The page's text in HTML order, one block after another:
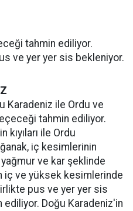
tahmin ediliyor.
ve yer yer sis bekleniyor.
Karadeniz ile Ordu ve
tahmin ediliyor.
kıyıları ile Ordu
iç kesimlerinin
ve kar şeklinde
iç ve yüksek kesimlerinde
pus ve yer yer sis
Doğu Karadeniz'in